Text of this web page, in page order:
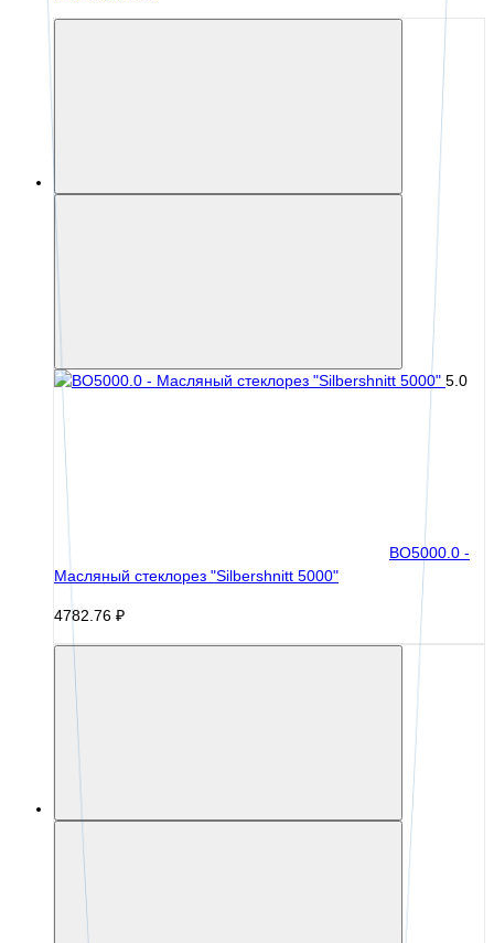
5.0
BO5000.0 -
Масляный стеклорез "Silbershnitt 5000"
4782.76 ₽